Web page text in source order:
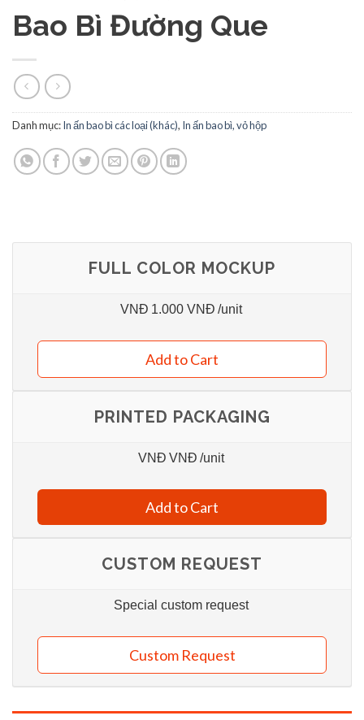
Bao Bì Đường Que
Danh mục:In ấn bao bì các loại (khác), In ấn bao bì, vỏ hộp
FULL COLOR MOCKUP
VNĐ 1.000 VNĐ /unit
Add to Cart
PRINTED PACKAGING
VNĐ VNĐ /unit
Add to Cart
CUSTOM REQUEST
Special custom request
Custom Request